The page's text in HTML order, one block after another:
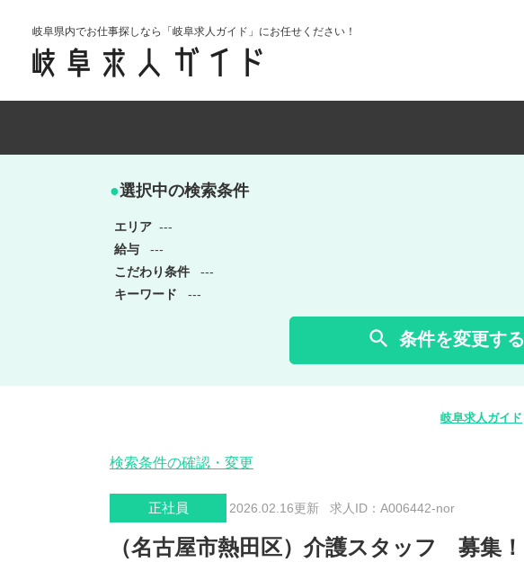
岐阜県内でお仕事探しなら「岐阜求人ガイド」にお任せください！
●選択中の検索条件
エリア ---
給与
---
こだわり条件
---
キーワード
---
 条件を変更する
岐阜求人ガイド
検索条件の確認・変更
正社員 2026.02.16更新 求人ID：A006442-nor
（名古屋市熱田区）介護スタッフ 募集